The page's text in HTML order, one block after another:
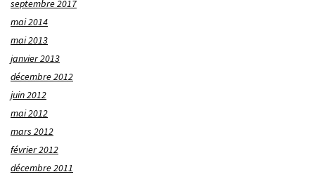
septembre 2017
mai 2014
mai 2013
janvier 2013
décembre 2012
juin 2012
mai 2012
mars 2012
février 2012
décembre 2011